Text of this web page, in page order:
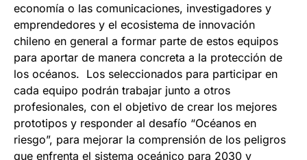
economía o las comunicaciones, investigadores y
emprendedores y el ecosistema de innovación
chileno en general a formar parte de estos equipos
para aportar de manera concreta a la protección de
los océanos. Los seleccionados para participar en
cada equipo podrán trabajar junto a otros
profesionales, con el objetivo de crear los mejores
prototipos y responder al desafío “Océanos en
riesgo”, para mejorar la comprensión de los peligros
que enfrenta el sistema oceánico para 2030 y